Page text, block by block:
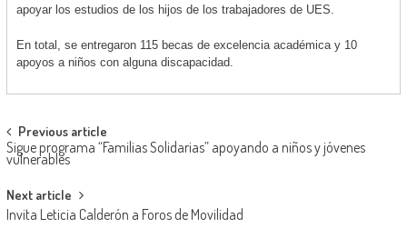
apoyar los estudios de los hijos de los trabajadores de UES.
En total, se entregaron 115 becas de excelencia académica y 10
apoyos a niños con alguna discapacidad.
Post
navigation
Previous article
Sigue programa “Familias Solidarias” apoyando a niños y jóvenes
vulnerables
Next article
Invita Leticia Calderón a Foros de Movilidad